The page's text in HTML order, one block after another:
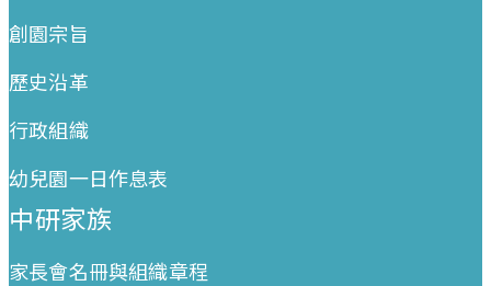
創園宗旨
歷史沿革
行政組織
幼兒園一日作息表
中研家族
家長會名冊與組織章程